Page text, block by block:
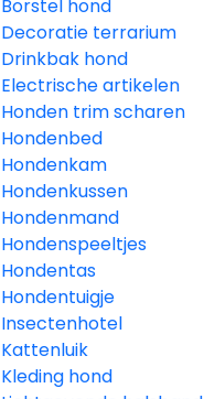
Borstel hond
Decoratie terrarium
Drinkbak hond
Electrische artikelen
Honden trim scharen
Hondenbed
Hondenkam
Hondenkussen
Hondenmand
Hondenspeeltjes
Hondentas
Hondentuigje
Insectenhotel
Kattenluik
Kleding hond